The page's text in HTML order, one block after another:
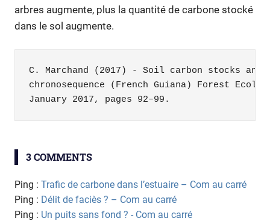
arbres augmente, plus la quantité de carbone stocké
dans le sol augmente.
C. Marchand (2017) - Soil carbon stocks
chronosequence (French Guiana) Forest
January 2017, pages 92–99.
expérimentation
forêts
mangrove
3 COMMENTS
Ping : Trafic de carbone dans l’estuaire – Com au carré
Ping : Délit de faciès ? – Com au carré
Ping : Un puits sans fond ? - Com au carré